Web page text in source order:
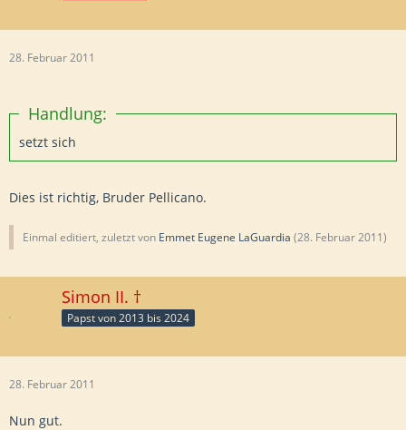
28. Februar 2011
Handlung:
setzt sich
Dies ist richtig, Bruder Pellicano.
Einmal editiert, zuletzt von Emmet Eugene LaGuardia (28. Februar 2011)
Simon II. †
Papst von 2013 bis 2024
28. Februar 2011
Nun gut.